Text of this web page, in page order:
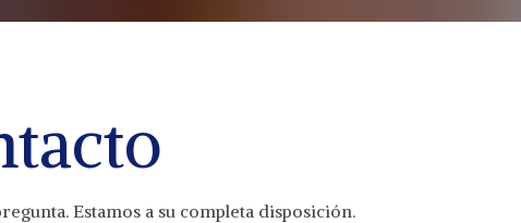
Estamos a su completa disposición.